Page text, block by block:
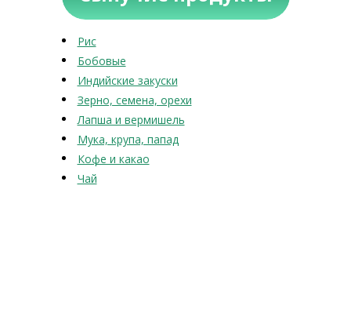
Рис
Бобовые
Индийские закуски
Зерно, семена, орехи
Лапша и вермишель
Мука, крупа, папад
Кофе и какао
Чай